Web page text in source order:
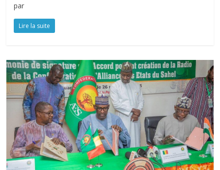
par
Lire la suite